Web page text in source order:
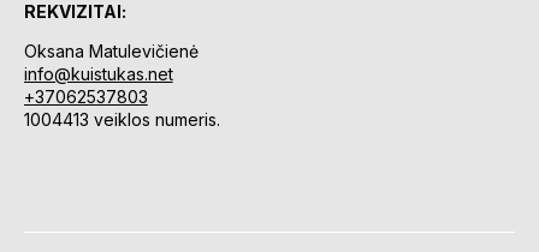
REKVIZITAI:
Oksana Matulevičienė
info@kuistukas.net
+37062537803
1004413 veiklos numeris.